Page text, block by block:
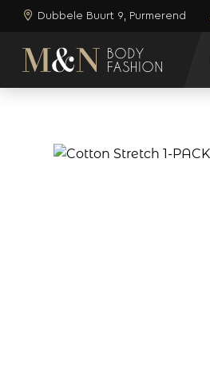
Dubbele Buurt 9, Purmerend